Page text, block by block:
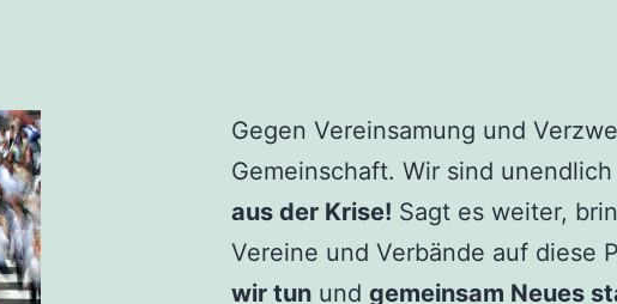
Gegen Vereinsamung und
Gemeinschaft. Wir sind
aus der Krise! Sagt es weiter,
Vereine und Verbände auf diese
wir tun und gemeinsam Neues